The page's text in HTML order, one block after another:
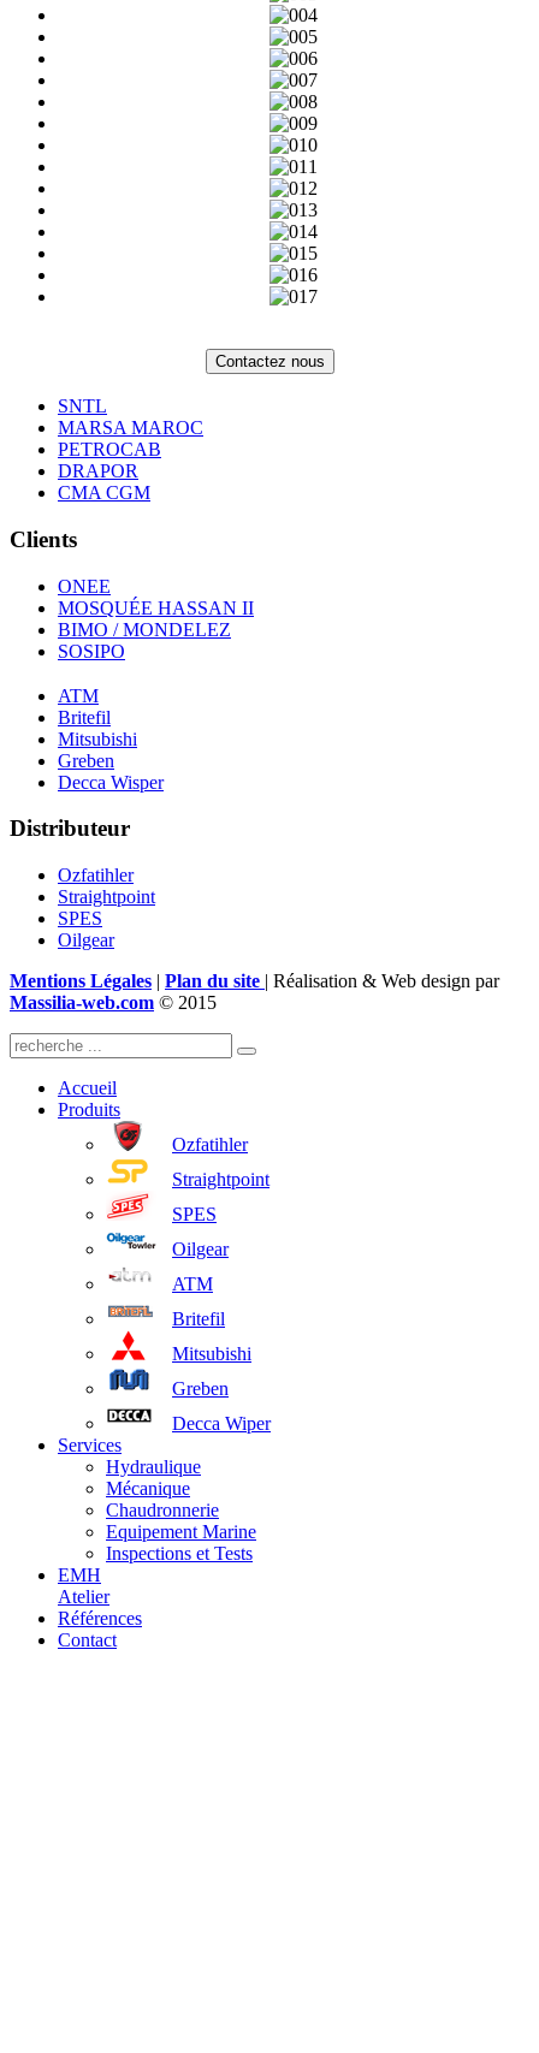
Contactez nous
SNTL
MARSA MAROC
PETROCAB
DRAPOR
CMA CGM
Clients
ONEE
MOSQUÉE HASSAN II
BIMO / MONDELEZ
SOSIPO
ATM
Britefil
Mitsubishi
Greben
Decca Wisper
Distributeur
Ozfatihler
Straightpoint
SPES
Oilgear
Mentions Légales | Plan du site | Réalisation & Web design par
Massilia-web.com © 2015
Accueil
Produits
Ozfatihler
Straightpoint
SPES
Oilgear
ATM
Britefil
Mitsubishi
Greben
Decca Wiper
Services
Hydraulique
Mécanique
Chaudronnerie
Equipement Marine
Inspections et Tests
EMH
Atelier
Références
Contact